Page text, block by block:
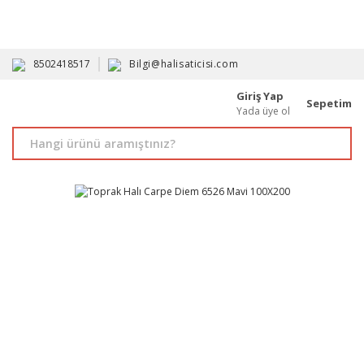
8502418517 Bilgi@halisaticisi.com
Giriş Yap
Yada üye ol
Sepetim